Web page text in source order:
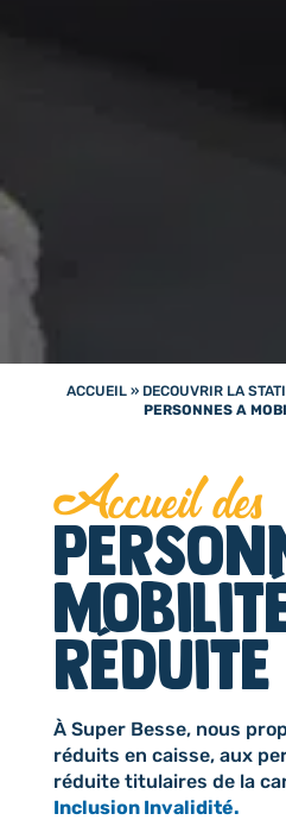
ACCUEIL» DECOUVRIR LA
PERSONNES A
Accueil des
réduite
À Super Besse, nous
réduits en caisse, aux
réduite titulaires de la
Inclusion Invalidité.